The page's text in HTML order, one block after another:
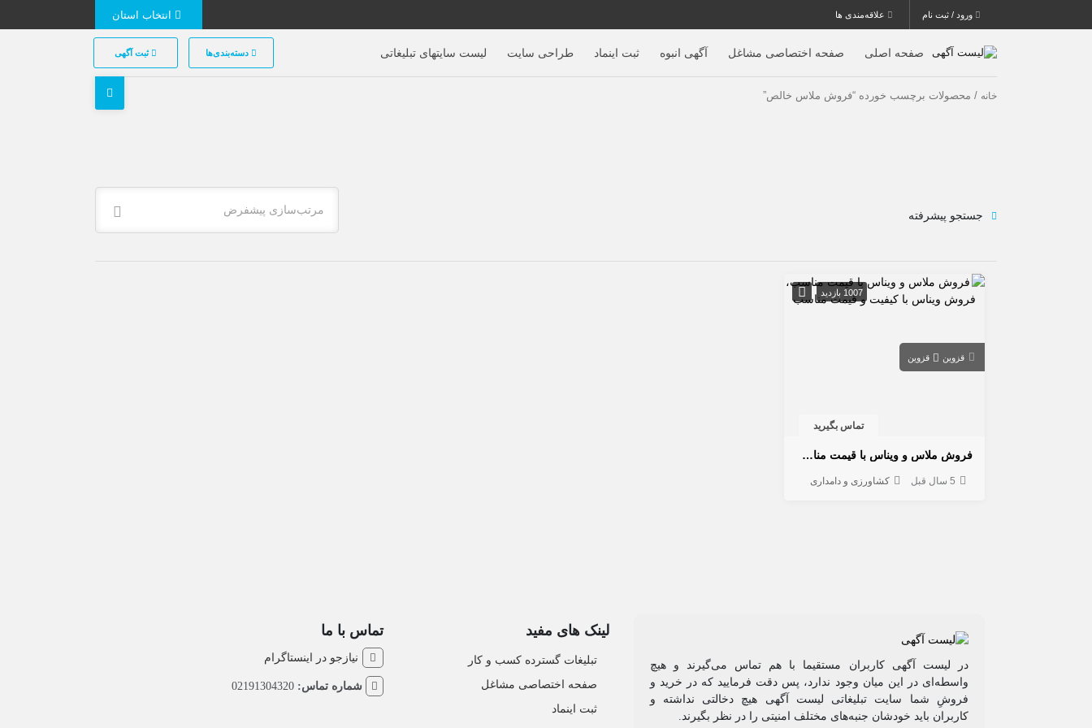
ورود / ثبت نام علاقه‌مندی ها
صفحه اصلی صفحه اختصاصی مشاغل آگهی‌ انبوه ثبت اینماد طراحی سایت لیست سایتهای تبلیغاتی دسته‌بندی‌ها ثبت آگهی
خانه / محصولات برچسب خورده “فروش ملاس خالص”
مرتب‌سازی پیشفرض جستجو پیشرفته
1007 بازدید
قزوین قزوین
تماس بگیرید
فروش ملاس و ویناس با قیمت مناسب، فروش ویناس با کیفیت و قیمت مناسب
5 سال قبل کشاورزی و دامداری
در لیست آگهی کاربران مستقیما با هم تماس می‌گیرند و هیچ
واسطه‌ای در این میان وجود ندارد، پس دقت فرمایید که در خرید و
فروشِ شما سایت تبلیغاتی لیست آگهی هیچ دخالتی نداشته و
کاربران باید خودشان جنبه‌های مختلف امنیتی را در نظر بگیرند.
لینک های مفید
تبلیغات گسترده کسب و کار
صفحه اختصاصی مشاغل
ثبت اینماد
تماس با ما
نیازجو در اینستاگرام
شماره تماس: 02191304320